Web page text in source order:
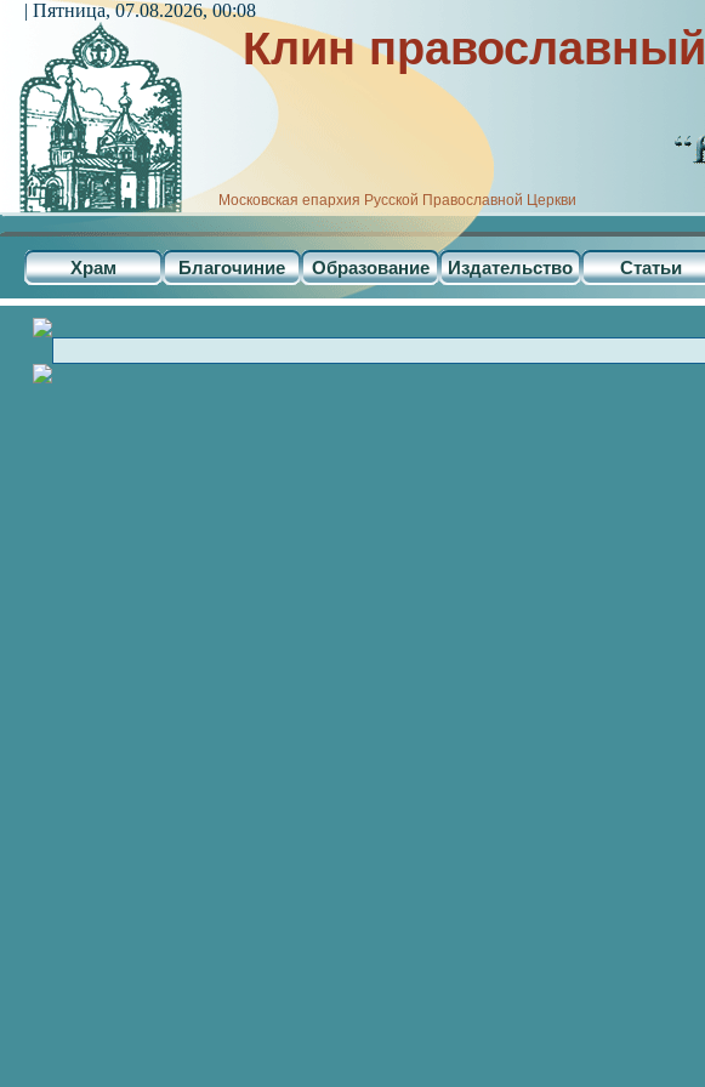
Клин православный
Московская епархия Русской Православной Церкви
Храм Благочиние Образование Издательство Статьи
| Пятница, 07.08.2026, 00:08